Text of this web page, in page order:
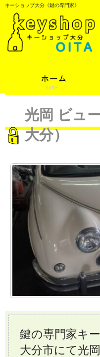
キーショップ大分《鍵の専門家》
光岡 ビュ
大分）
鍵の専門家キ
大分市にて光